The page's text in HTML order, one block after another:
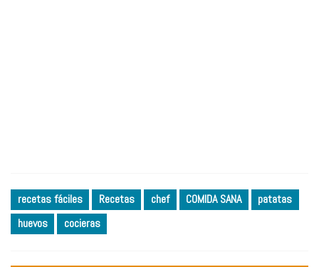
recetas fáciles Recetas chef COMIDA SANA
patatas
huevos
cocieras